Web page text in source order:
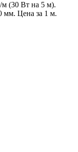
(30 Вт на 5 м).
мм. Цена за 1 м.